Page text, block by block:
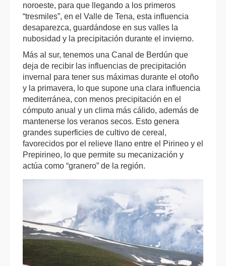
noroeste, para que llegando a los primeros
“tresmiles”, en el Valle de Tena, esta influencia
desaparezca, guardándose en sus valles la
nubosidad y la precipitación durante el invierno.
Más al sur, tenemos una Canal de Berdún que
deja de recibir las influencias de precipitación
invernal para tener sus máximas durante el otoño
y la primavera, lo que supone una clara influencia
mediterránea, con menos precipitación en el
cómputo anual y un clima más cálido, además de
mantenerse los veranos secos. Esto genera
grandes superficies de cultivo de cereal,
favorecidos por el relieve llano entre el Pirineo y el
Prepirineo, lo que permite su mecanización y
actúa como “granero” de la región.